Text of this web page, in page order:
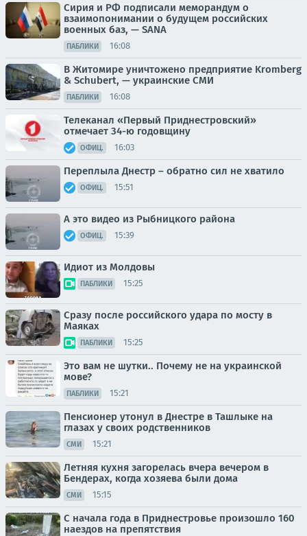
Сирия и РФ подписали меморандум о
взаимопонимании о будущем российских
военных баз, — SANA
ПАБЛИКИ 16:08
В Житомире уничтожено предприятие Kromberg
& Schubert, — украинские СМИ
ПАБЛИКИ 16:08
Телеканал «Первый Приднестровский»
отмечает 34-ю годовщину
ОФИЦ. 16:03
Переплыла Днестр – обратно сил не хватило
ОФИЦ. 15:51
А это видео из Рыбницкого района
ОФИЦ. 15:39
Идиот из Молдовы
ПАБЛИКИ 15:25
Сразу после российского удара по мосту в
Маяках
ПАБЛИКИ 15:25
Это вам не шутки.. Почему не на украинской
мове?
ПАБЛИКИ 15:21
Пенсионер утонул в Днестре в Ташлыке на
глазах у своих родственников
СМИ 15:21
Летняя кухня загорелась вчера вечером в
Бендерах, когда хозяева были дома
СМИ 15:15
С начала года в Приднестровье произошло 160
наездов на препятствия